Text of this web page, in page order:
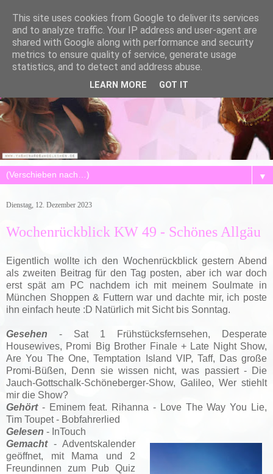
▼
Dienstag, 12. Dezember 2023
Wochenrückblick KW 49 - Schönes Allgäu
Eigentlich wollte ich den Wochenrückblick gestern Abend
als zweiten Beitrag für den Tag posten, aber ich war doch
erst spät am PC nachdem ich mit meinem Soulmate in
München Shoppen & Futtern war und dachte mir, ich poste
ihn einfach heute :D Natürlich mit Sicht bis Sonntag.
Gesehen - Sat 1 Frühstücksfernsehen, Desperate
Housewives, Promi Big Brother Finale + Late Night Show,
Are You The One, Temptation Island VIP, Taff, Das große
Promi-Büßen, Denn sie wissen nicht, was passiert - Die
Jauch-Gottschalk-Schöneberger-Show, Galileo, Wer stiehlt
mir die Show?
Gehört- Eminem feat. Rihanna - Love The Way You Lie,
Tim Toupet - Bobfahrerlied
Gelesen - InTouch
Gemacht- Adventskalender
geöffnet, mit Mama und 2
Freundinnen zum Pub Quiz
This site uses cookies from Google to deliver its services
and to analyze traffic. Your IP address and user-agent are
shared with Google along with performance and security
metrics to ensure quality of service, generate usage
statistics, and to detect and address abuse.
LEARN MORE GOT IT